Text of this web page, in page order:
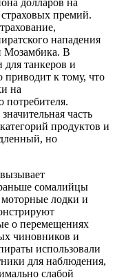
долларов на
премий.
нападения
Мозамбика. В
для танкеров и
приводит к тому, что
на
потребителя.
часть
продуктов и
но
сомалийцы
моторные лодки и
о перемещениях
чиновников и
использовали
для наблюдения,
слабой